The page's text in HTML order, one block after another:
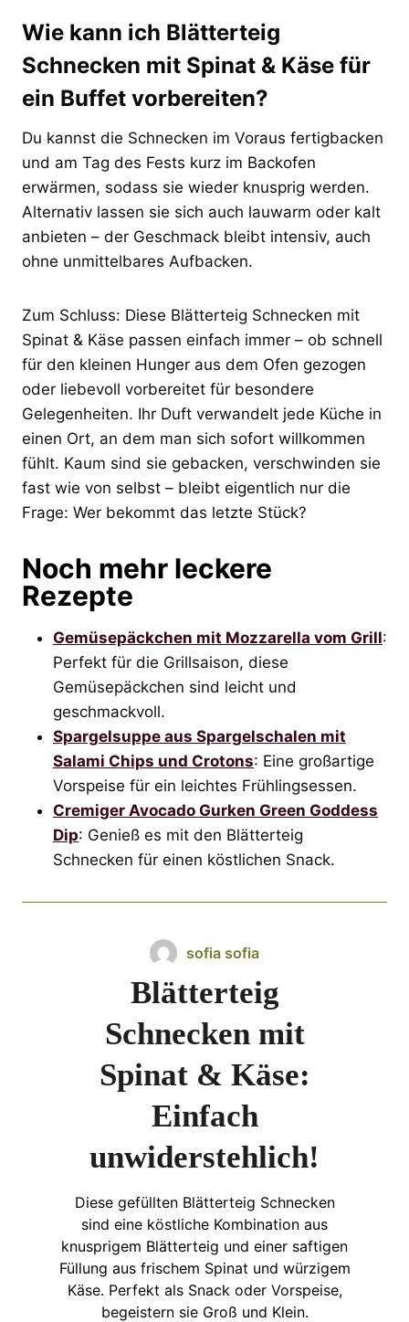
Wie kann ich Blätterteig
Schnecken mit Spinat & Käse für
ein Buffet vorbereiten?
Du kannst die Schnecken im Voraus fertigbacken
und am Tag des Fests kurz im Backofen
erwärmen, sodass sie wieder knusprig werden.
Alternativ lassen sie sich auch lauwarm oder kalt
anbieten – der Geschmack bleibt intensiv, auch
ohne unmittelbares Aufbacken.
Zum Schluss: Diese Blätterteig Schnecken mit
Spinat & Käse passen einfach immer – ob schnell
für den kleinen Hunger aus dem Ofen gezogen
oder liebevoll vorbereitet für besondere
Gelegenheiten. Ihr Duft verwandelt jede Küche in
einen Ort, an dem man sich sofort willkommen
fühlt. Kaum sind sie gebacken, verschwinden sie
fast wie von selbst – bleibt eigentlich nur die
Frage: Wer bekommt das letzte Stück?
Noch mehr leckere
Rezepte
Gemüsepäckchen mit Mozzarella vom Grill:
Perfekt für die Grillsaison, diese
Gemüsepäckchen sind leicht und
geschmackvoll.
Spargelsuppe aus Spargelschalen mit
Salami Chips und Crotons: Eine großartige
Vorspeise für ein leichtes Frühlingsessen.
Cremiger Avocado Gurken Green Goddess
Dip: Genieß es mit den Blätterteig
Schnecken für einen köstlichen Snack.
sofia sofia
Blätterteig
Schnecken mit
Spinat & Käse:
Einfach
unwiderstehlich!
Diese gefüllten Blätterteig Schnecken
sind eine köstliche Kombination aus
knusprigem Blätterteig und einer saftigen
Füllung aus frischem Spinat und würzigem
Käse. Perfekt als Snack oder Vorspeise,
begeistern sie Groß und Klein.